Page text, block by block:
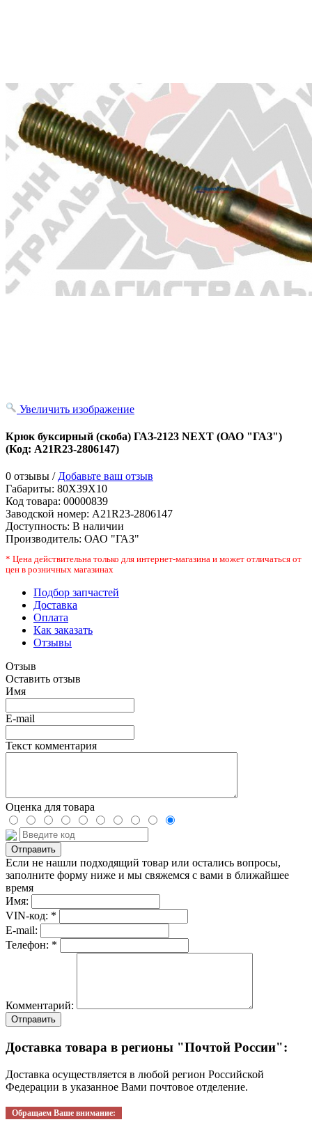
Увеличить изображение
Крюк буксирный (скоба) ГАЗ-2123 NEXT (ОАО "ГАЗ")
(Код: A21R23-2806147)
0 отзывы / Добавьте ваш отзыв
Габариты: 80X39X10
Код товара: 00000839
Заводской номер: A21R23-2806147
Доступность: В наличии
Производитель: ОАО "ГАЗ"
* Цена действительна только для интернет-магазина и может отличаться от
цен в розничных магазинах
Подбор запчастей
Доставка
Оплата
Как заказать
Отзывы
Отзыв
Оставить отзыв
Имя
E-mail
Текст комментария
Оценка для товара
Если не нашли подходящий товар или остались вопросы,
заполните форму ниже и мы свяжемся с вами в ближайшее
время
Имя:
VIN-код: *
E-mail:
Телефон: *
Комментарий:
Отправить
Доставка товара в регионы "Почтой России":
Доставка осуществляется в любой регион Российской
Федерации в указанное Вами почтовое отделение.
Обращаем Ваше внимание: